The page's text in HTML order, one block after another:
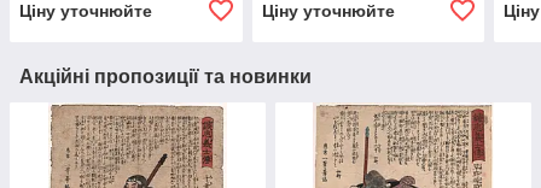
Ціну уточнюйте
Ціну уточнюйте
Акційні пропозиції та новинки